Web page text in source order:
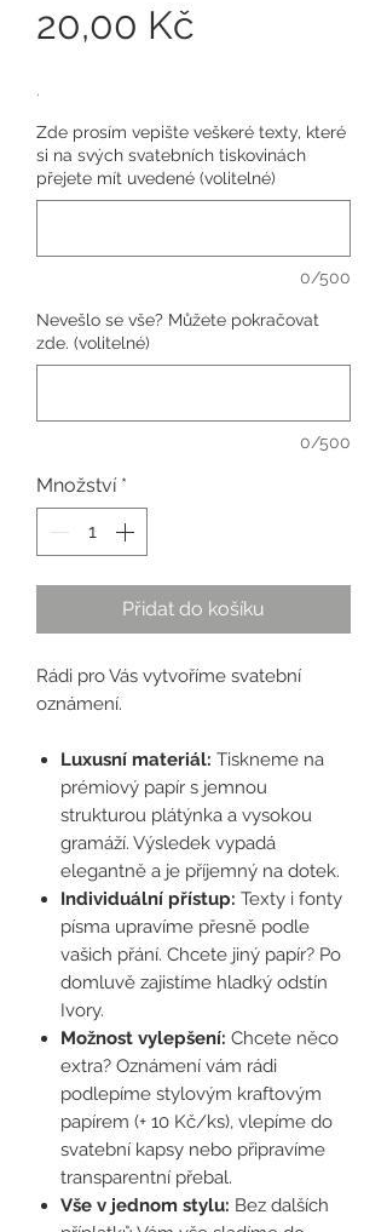
20,00 Kč
.
Zde prosím vepište veškeré texty, které
si na svých svatebních tiskovinách
přejete mít uvedené (volitelné)
0/500
Nevešlo se vše? Můžete pokračovat
zde. (volitelné)
0/500
Množství *
Přidat do košíku
Rádi pro Vás vytvoříme svatební
oznámení.
Luxusní materiál: Tiskneme na
prémiový papír s jemnou
strukturou plátýnka a vysokou
gramáží. Výsledek vypadá
elegantně a je příjemný na dotek.
Individuální přístup: Texty i fonty
písma upravíme přesně podle
vašich přání. Chcete jiný papír? Po
domluvě zajistíme hladký odstín
Ivory.
Možnost vylepšení: Chcete něco
extra? Oznámení vám rádi
podlepíme stylovým kraftovým
papírem (+ 10 Kč/ks), vlepíme do
svatební kapsy nebo připravíme
transparentní přebal.
Vše v jednom stylu: Bez dalších